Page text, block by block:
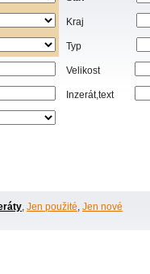
Kraj
Typ
Velikost
Inzerát,text
, Jen použité, Jen nové